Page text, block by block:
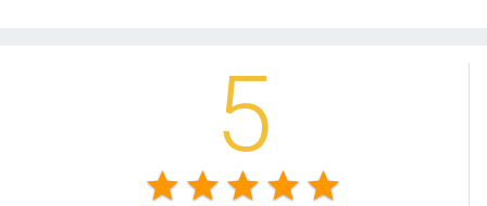
5
star star star star star